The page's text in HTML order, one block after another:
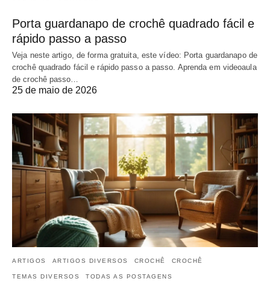
Porta guardanapo de crochê quadrado fácil e
rápido passo a passo
Veja neste artigo, de forma gratuita, este vídeo: Porta guardanapo de
crochê quadrado fácil e rápido passo a passo. Aprenda em videoaula
de crochê passo…
25 de maio de 2026
ARTIGOS ARTIGOS DIVERSOS CROCHÊ CROCHÊ
TEMAS DIVERSOS TODAS AS POSTAGENS